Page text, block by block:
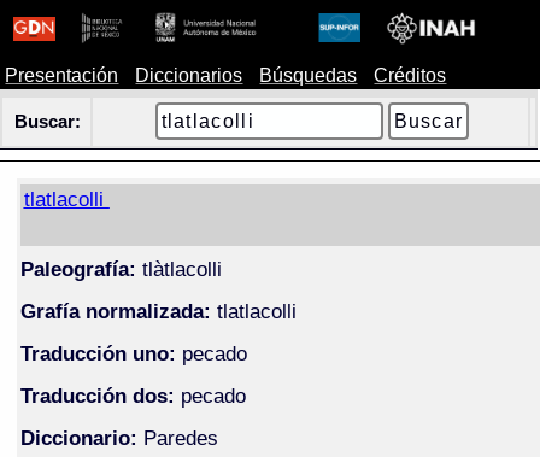
Presentación Diccionarios Búsquedas Créditos
Buscar:
tlatlacolli
Paleografía: tlàtlacolli
Grafía normalizada: tlatlacolli
Traducción uno: pecado
Traducción dos: pecado
Diccionario: Paredes